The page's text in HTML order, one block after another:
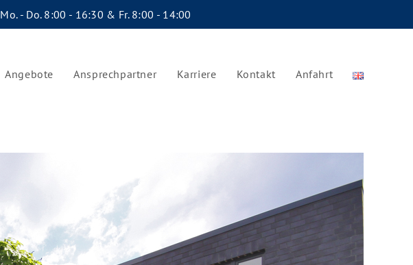
Mo. - Do. 8:00 - 16:30 & Fr. 8:00 - 14:00
Angebote Ansprechpartner Karriere Kontakt Anfahrt